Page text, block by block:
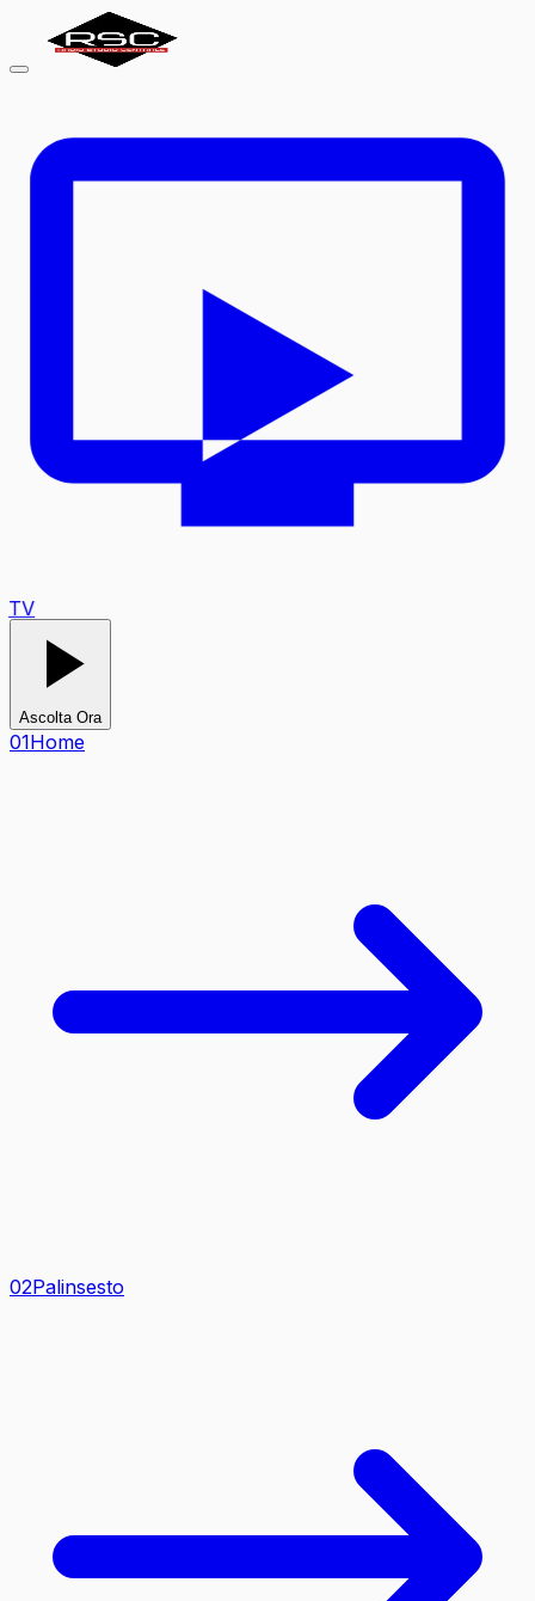
Ascolta Ora
01Home
02Palinsesto